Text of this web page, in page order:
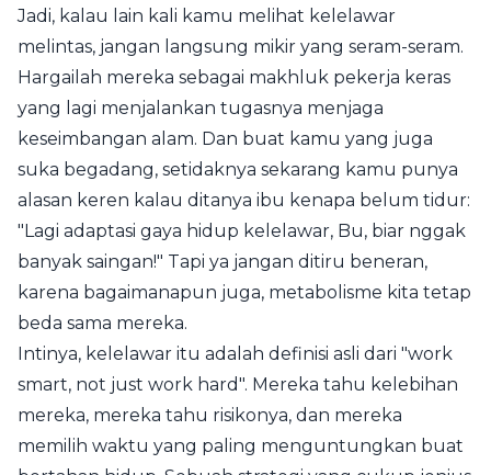
Jadi, kalau lain kali kamu melihat kelelawar
melintas, jangan langsung mikir yang seram-seram.
Hargailah mereka sebagai makhluk pekerja keras
yang lagi menjalankan tugasnya menjaga
keseimbangan alam. Dan buat kamu yang juga
suka begadang, setidaknya sekarang kamu punya
alasan keren kalau ditanya ibu kenapa belum tidur:
"Lagi adaptasi gaya hidup kelelawar, Bu, biar nggak
banyak saingan!" Tapi ya jangan ditiru beneran,
karena bagaimanapun juga, metabolisme kita tetap
beda sama mereka.
Intinya, kelelawar itu adalah definisi asli dari "work
smart, not just work hard". Mereka tahu kelebihan
mereka, mereka tahu risikonya, dan mereka
memilih waktu yang paling menguntungkan buat